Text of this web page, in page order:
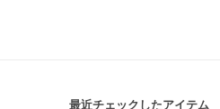
最近チェックしたアイテム